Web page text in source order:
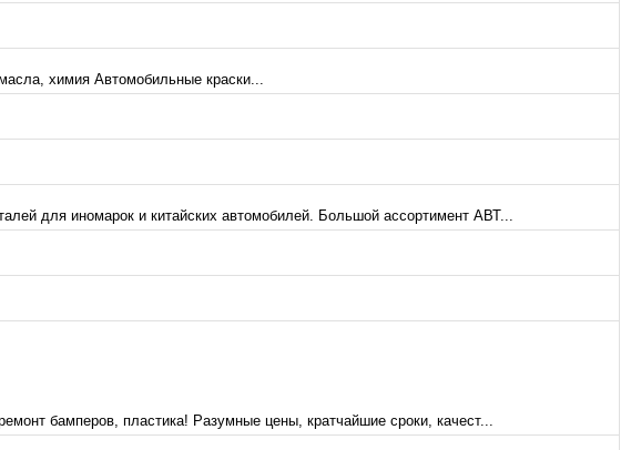
химия Автомобильные краски...
для иномарок и китайских автомобилей. Большой ассортимент АВТ...
бамперов, пластика! Разумные цены, кратчайшие сроки, качест...